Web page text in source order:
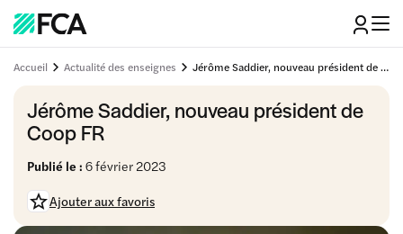
Accueil Actualité des enseignes Jérôme Saddier, nouveau président de Coop FR
Jérôme Saddier, nouveau président de
Coop FR
Publié le : 6 février 2023
Ajouter aux favoris